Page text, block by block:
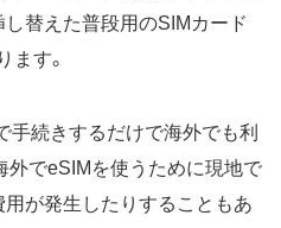
替えた普段用のSIMカード
ます。
手続きするだけで海外でも利
外でeSIMを使うために現地で
用が発生したりすることもあ